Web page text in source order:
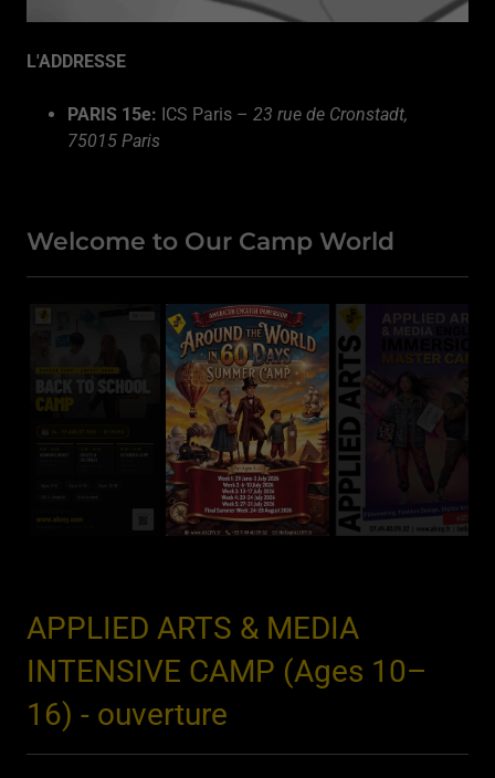
L'ADDRESSE
PARIS 15e: ICS Paris – 23 rue de Cronstadt,
75015 Paris
Welcome to Our Camp World
APPLIED ARTS & MEDIA
INTENSIVE CAMP (Ages 10–
16) - ouverture